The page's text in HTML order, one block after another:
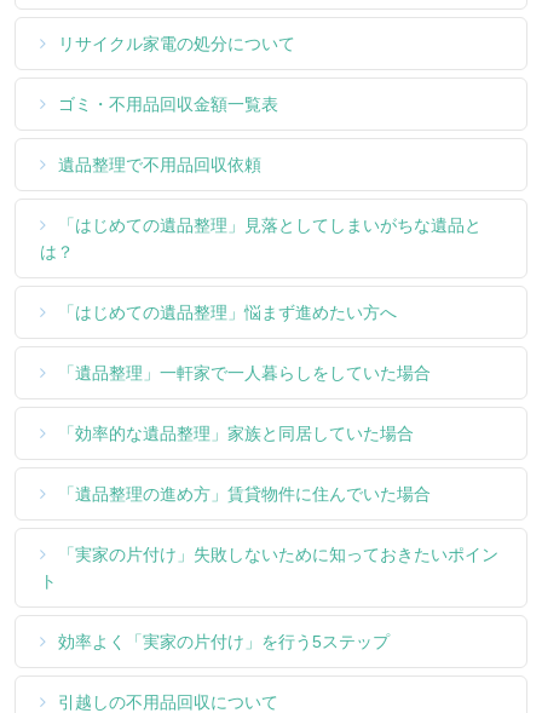
リサイクル家電の処分について
ゴミ・不用品回収金額一覧表
遺品整理で不用品回収依頼
「はじめての遺品整理」見落としてしまいがちな遺品と
は？
「はじめての遺品整理」悩まず進めたい方へ
「遺品整理」一軒家で一人暮らしをしていた場合
「効率的な遺品整理」家族と同居していた場合
「遺品整理の進め方」賃貸物件に住んでいた場合
「実家の片付け」失敗しないために知っておきたいポイン
ト
効率よく「実家の片付け」を行う5ステップ
引越しの不用品回収について